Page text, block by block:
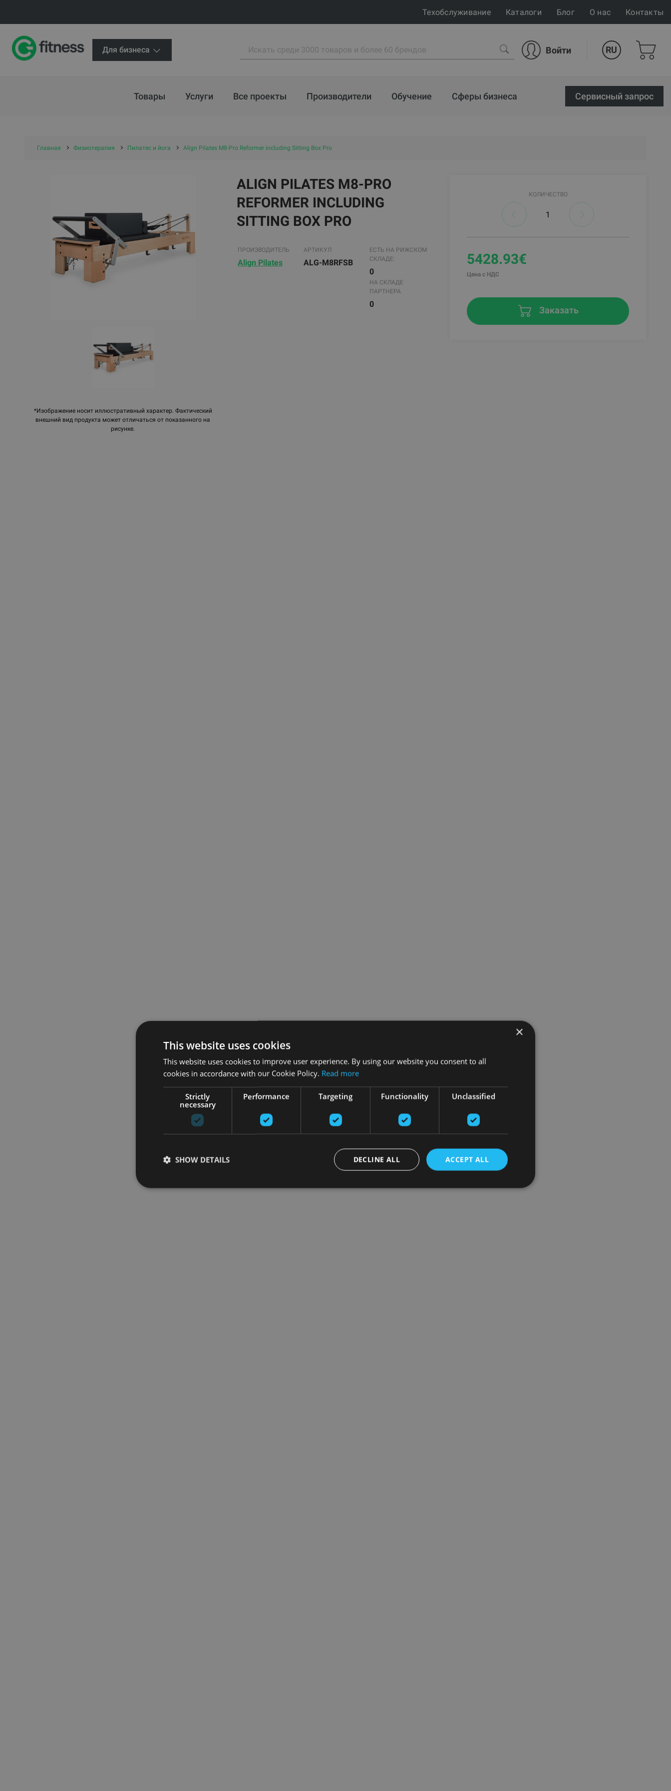
Техобслуживание Каталоги Блог О нас Контакты
Для бизнеса Войти RU
Товары Услуги Все проекты Производители Обучение Сферы бизнеса Cервисный запрос
Главная Физиотерапия Пилатес и йога Align Pilates M8-Pro Reformer including Sitting Box Pro
*Изображение носит иллюстративный характер. Фактический
внешний вид продукта может отличаться от показанного на
рисунке.
ALIGN PILATES M8-PRO
REFORMER INCLUDING
SITTING BOX PRO
ПРОИЗВОДИТЕЛЬ
Align Pilates
АРТИКУЛ
ALG-M8RFSB
ЕСТЬ НА РИЖСКОМ
СКЛАДЕ:
0
НА СКЛАДЕ
ПАРТНЕРА
0
КОЛИЧЕСТВО
5428.93€
Цена с НДС
Заказать
×
This website uses cookies
This website uses cookies to improve user experience. By using our website you consent to all
cookies in accordance with our Cookie Policy. Read more
Strictly
necessary
Performance Targeting Functionality Unclassified
ACCEPT ALL
DECLINE ALL
SHOW DETAILS